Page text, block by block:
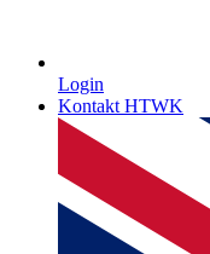
Login
Kontakt HTWK